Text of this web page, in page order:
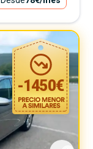
-1450€